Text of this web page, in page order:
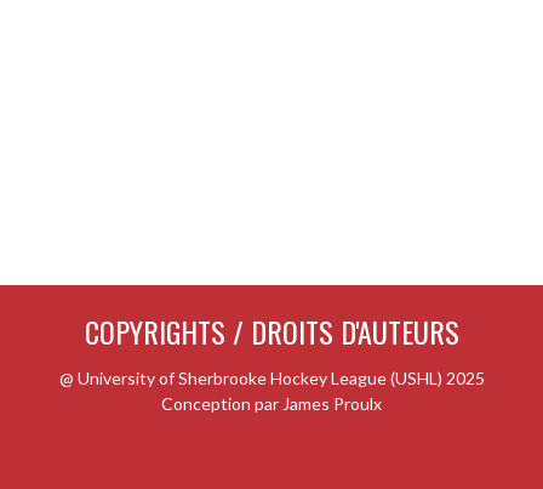
COPYRIGHTS / DROITS D'AUTEURS
@ University of Sherbrooke Hockey League (USHL) 2025
Conception par James Proulx